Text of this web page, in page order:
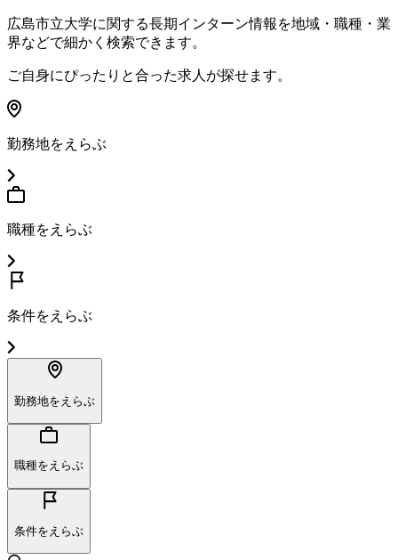
広島市立大学に関する長期インターン情報を地域・職種・業
界などで細かく検索できます。
ご自身にぴったりと合った求人が探せます。
勤務地をえらぶ
職種をえらぶ
条件をえらぶ
勤務地をえらぶ
職種をえらぶ
条件をえらぶ